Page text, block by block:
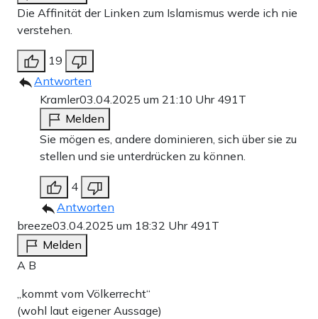
Die Affinität der Linken zum Islamismus werde ich nie
verstehen.
19
Antworten
Kramler03.04.2025 um 21:10 Uhr 491T
Melden
Sie mögen es, andere dominieren, sich über sie zu
stellen und sie unterdrücken zu können.
4
Antworten
breeze03.04.2025 um 18:32 Uhr 491T
Melden
A B
„kommt vom Völkerrecht“
(wohl laut eigener Aussage)